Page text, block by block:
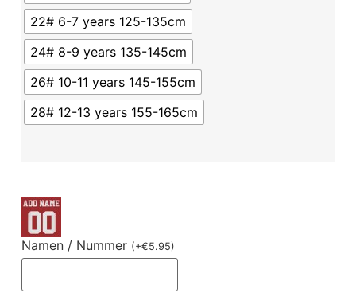
22# 6-7 years 125-135cm
24# 8-9 years 135-145cm
26# 10-11 years 145-155cm
28# 12-13 years 155-165cm
Namen / Nummer (+€5.95)